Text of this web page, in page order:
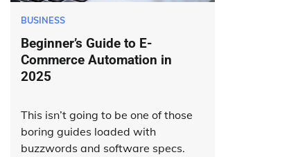
BUSINESS
Beginner’s Guide to E-
Commerce Automation in
2025
This isn’t going to be one of those
boring guides loaded with
buzzwords and software specs.